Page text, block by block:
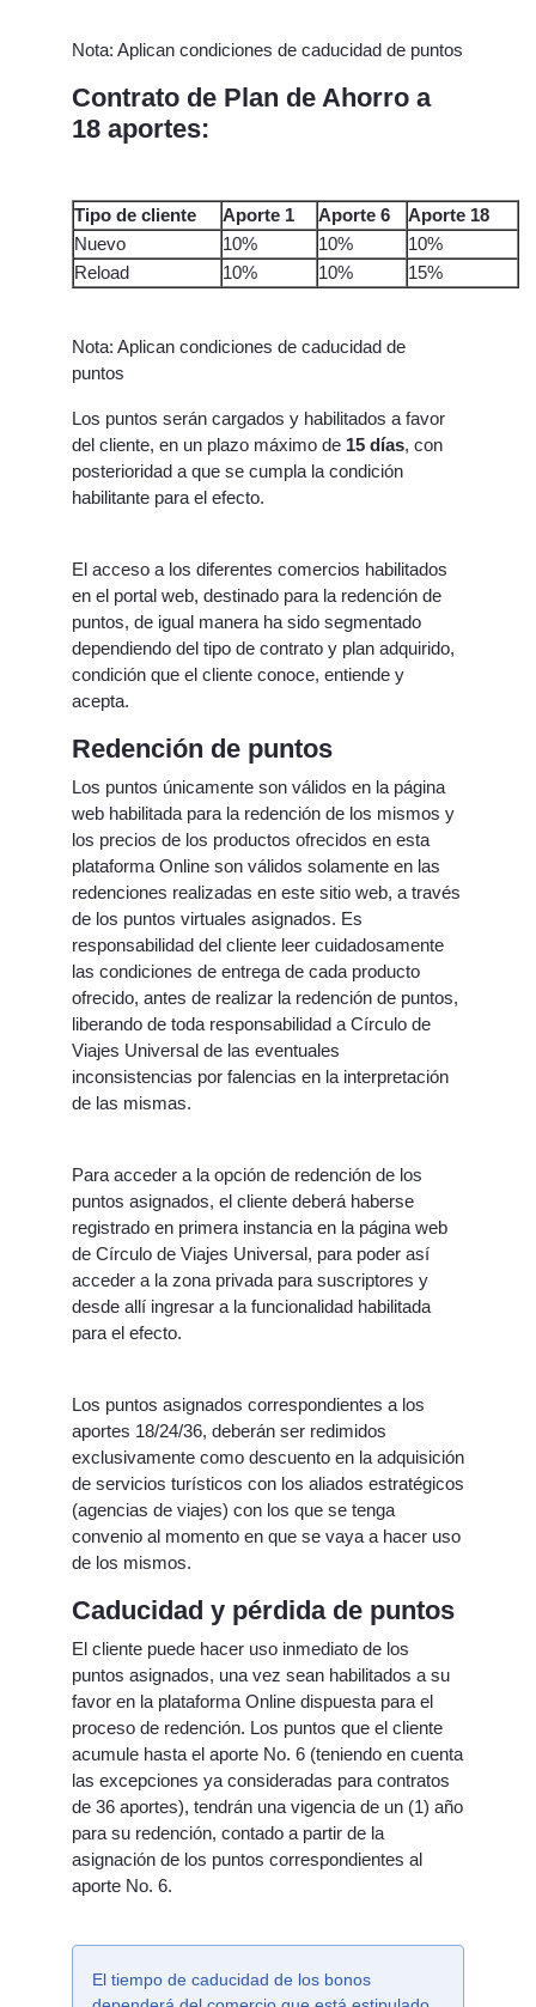
Nota: Aplican condiciones de caducidad de puntos
Contrato de Plan de Ahorro a
18 aportes:
Tipo de cliente Aporte 1 Aporte 6
Aporte 18
Nuevo
10% 10%
10%
Reload
10% 10% 15%
Nota: Aplican condiciones de caducidad de
puntos
Los puntos serán cargados y habilitados a favor
del cliente, en un plazo máximo de 15 días, con
posterioridad a que se cumpla la condición
habilitante para el efecto.
El acceso a los diferentes comercios habilitados
en el portal web, destinado para la redención de
puntos, de igual manera ha sido segmentado
dependiendo del tipo de contrato y plan adquirido,
condición que el cliente conoce, entiende y
acepta.
Redención de puntos
Los puntos únicamente son válidos en la página
web habilitada para la redención de los mismos y
los precios de los productos ofrecidos en esta
plataforma Online son válidos solamente en las
redenciones realizadas en este sitio web, a través
de los puntos virtuales asignados. Es
responsabilidad del cliente leer cuidadosamente
las condiciones de entrega de cada producto
ofrecido, antes de realizar la redención de puntos,
liberando de toda responsabilidad a Círculo de
Viajes Universal de las eventuales
inconsistencias por falencias en la interpretación
de las mismas.
Para acceder a la opción de redención de los
puntos asignados, el cliente deberá haberse
registrado en primera instancia en la página web
de Círculo de Viajes Universal, para poder así
acceder a la zona privada para suscriptores y
desde allí ingresar a la funcionalidad habilitada
para el efecto.
Los puntos asignados correspondientes a los
aportes 18/24/36, deberán ser redimidos
exclusivamente como descuento en la adquisición
de servicios turísticos con los aliados estratégicos
(agencias de viajes) con los que se tenga
convenio al momento en que se vaya a hacer uso
de los mismos.
Caducidad y pérdida de puntos
El cliente puede hacer uso inmediato de los
puntos asignados, una vez sean habilitados a su
favor en la plataforma Online dispuesta para el
proceso de redención. Los puntos que el cliente
acumule hasta el aporte No. 6 (teniendo en cuenta
las excepciones ya consideradas para contratos
de 36 aportes), tendrán una vigencia de un (1) año
para su redención, contado a partir de la
asignación de los puntos correspondientes al
aporte No. 6.
El tiempo de caducidad de los bonos